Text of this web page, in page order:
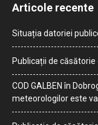
Articole recente
Situația datoriei
Publicații de căsătorie
COD GALBEN în
meteorologilor este